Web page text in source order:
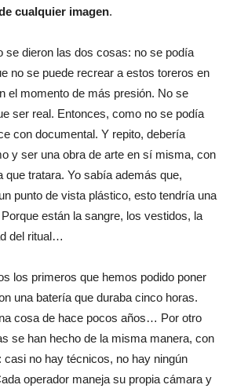
cualquier imagen.
se dieron las dos cosas: no se podía
no se puede recrear a estos toreros en
el momento de más presión. No se
ser real. Entonces, como no se podía
con documental. Y repito, debería
y ser una obra de arte en sí misma, con
que tratara. Yo sabía además que,
punto de vista plástico, esto tendría una
están la sangre, los vestidos, la
del ritual…
los primeros que hemos podido poner
una batería que duraba cinco horas.
cosa de hace pocos años… Por otro
se han hecho de la misma manera, con
no hay técnicos, no hay ningún
operador maneja su propia cámara y